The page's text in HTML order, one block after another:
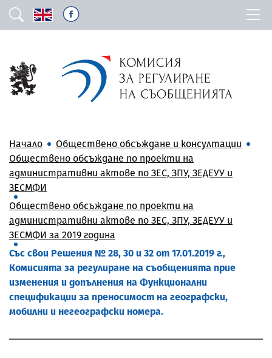
Начало
Обществено обсъждане и консултации
Обществено обсъждане по проекти на
административни актове по ЗЕС, ЗПУ, ЗЕДЕУУ и
ЗЕСМФИ
Обществено обсъждане по проекти на
административни актове по ЗЕС, ЗПУ, ЗЕДЕУУ и
ЗЕСМФИ за 2019 година
Със свои Решения № 28, 30 и 32 от 17.01.2019 г.,
Комисията за регулиране на съобщенията прие
изменения и допълнения на Функционални
спецификации за преносимост на географски,
мобилни и негеографски номера.